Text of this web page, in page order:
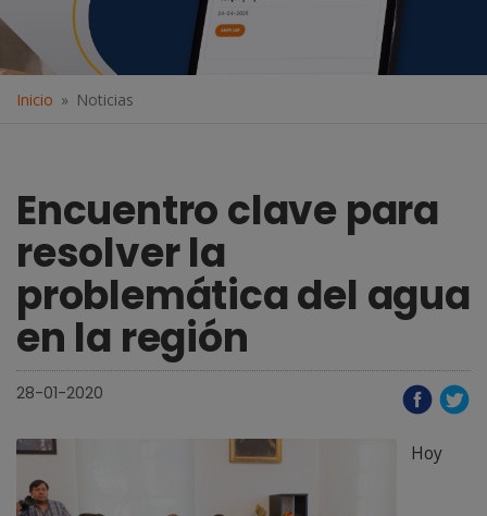
Inicio Noticias
Encuentro clave para
resolver la
problemática del agua
en la región
28-01-2020
Hoy